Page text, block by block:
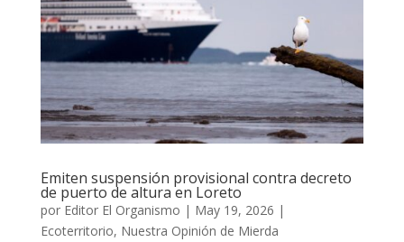
Emiten suspensión provisional contra decreto
de puerto de altura en Loreto
por Editor El Organismo | May 19, 2026 |
Ecoterritorio, Nuestra Opinión de Mierda